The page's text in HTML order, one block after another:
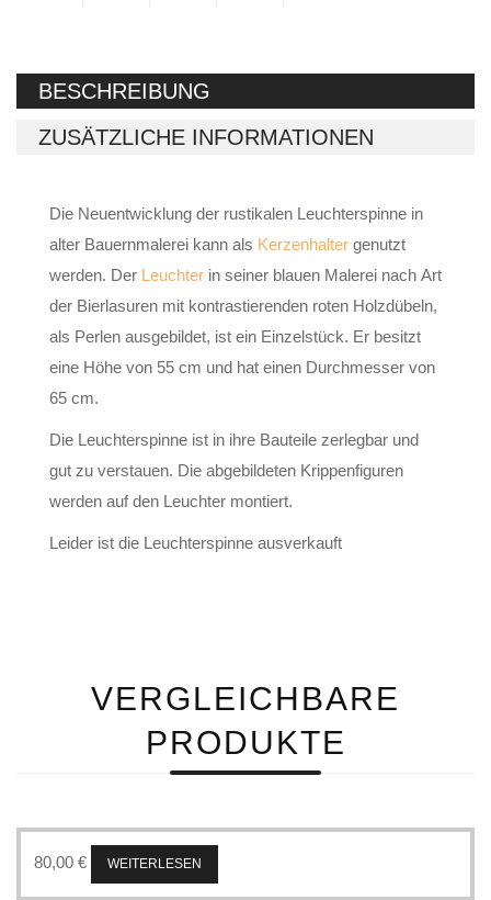
BESCHREIBUNG
ZUSÄTZLICHE INFORMATIONEN
Die Neuentwicklung der rustikalen Leuchterspinne in
alter Bauernmalerei kann als Kerzenhalter genutzt
werden. Der Leuchter in seiner blauen Malerei nach Art
der Bierlasuren mit kontrastierenden roten Holzdübeln,
als Perlen ausgebildet, ist ein Einzelstück. Er besitzt
eine Höhe von 55 cm und hat einen Durchmesser von
65 cm.
Die Leuchterspinne ist in ihre Bauteile zerlegbar und
gut zu verstauen. Die abgebildeten Krippenfiguren
werden auf den Leuchter montiert.
Leider ist die Leuchterspinne ausverkauft
VERGLEICHBARE
PRODUKTE
80,00 € WEITERLESEN